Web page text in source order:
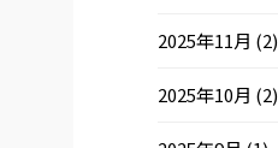
2025年11月 (2)
2025年10月 (2)